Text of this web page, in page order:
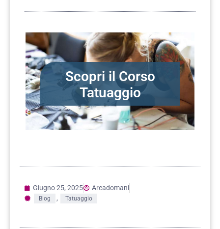
Scopri il Corso
Tatuaggio
Giugno 25, 2025 Areadomani
Blog , Tatuaggio